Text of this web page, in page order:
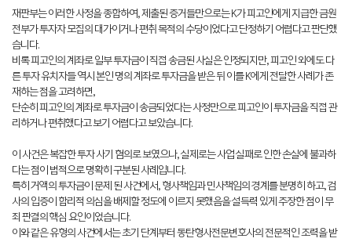
재판부는 이러한 사정을 종합하여, 제출된 증거들만으로는 K가 피고인에게 지급한 금원
전부가 투자자 모집의 대가이거나 편취 목적의 수당이었다고 단정하기 어렵다고 판단했
습니다.
비록 피고인의 계좌로 일부 투자금이 직접 송금된 사실은 인정되지만, 피고인 외에도 다
른 투자 유치자들 역시 본인 명의 계좌로 투자금을 받은 뒤 이를 K에게 전달한 사례가 존
재하는 점을 고려하면,
단순히 피고인의 계좌로 투자금이 송금되었다는 사정만으로 피고인이 투자금을 직접 관
리하거나 편취했다고 보기 어렵다고 보았습니다.
이 사건은 복잡한 투자 사기 혐의로 보였으나, 실제로는 사업 실패로 인한 손실에 불과하
다는 점이 법적으로 명확히 구분된 사례입니다.
특히 거액의 투자금이 문제 된 사건에서, 형사책임과 민사책임의 경계를 분명히 하고, 검
사의 입증이 합리적 의심을 배제할 정도에 이르지 못했음을 설득력 있게 주장한 점이 무
죄 판결의 핵심 요인이었습니다.
이와 같은 유형의 사건에서는 초기 단계부터 동탄형사전문변호사의 전문적인 조력을 받